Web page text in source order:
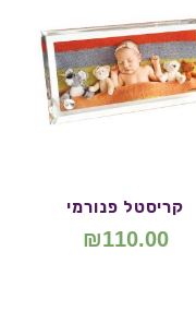
קריסטל פנורמי
₪110.00